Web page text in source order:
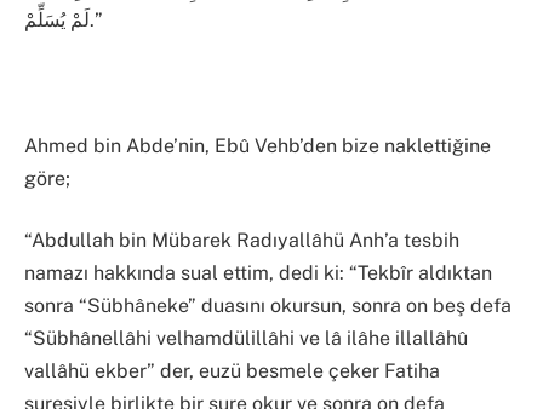
لَمْ يُسَلِّمْ.”
Ahmed bin Abde’nin, Ebû Vehb’den bize naklettiğine
göre;
“Abdullah bin Mübarek Radıyallâhü Anh’a tesbih
namazı hakkında sual ettim, dedi ki: “Tekbîr aldıktan
sonra “Sübhâneke” duasını okursun, sonra on beş defa
“Sübhânellâhi velhamdülillâhi ve lâ ilâhe illallâhû
vallâhü ekber” der, euzü besmele çeker Fatiha
suresiyle birlikte bir sure okur ve sonra on defa